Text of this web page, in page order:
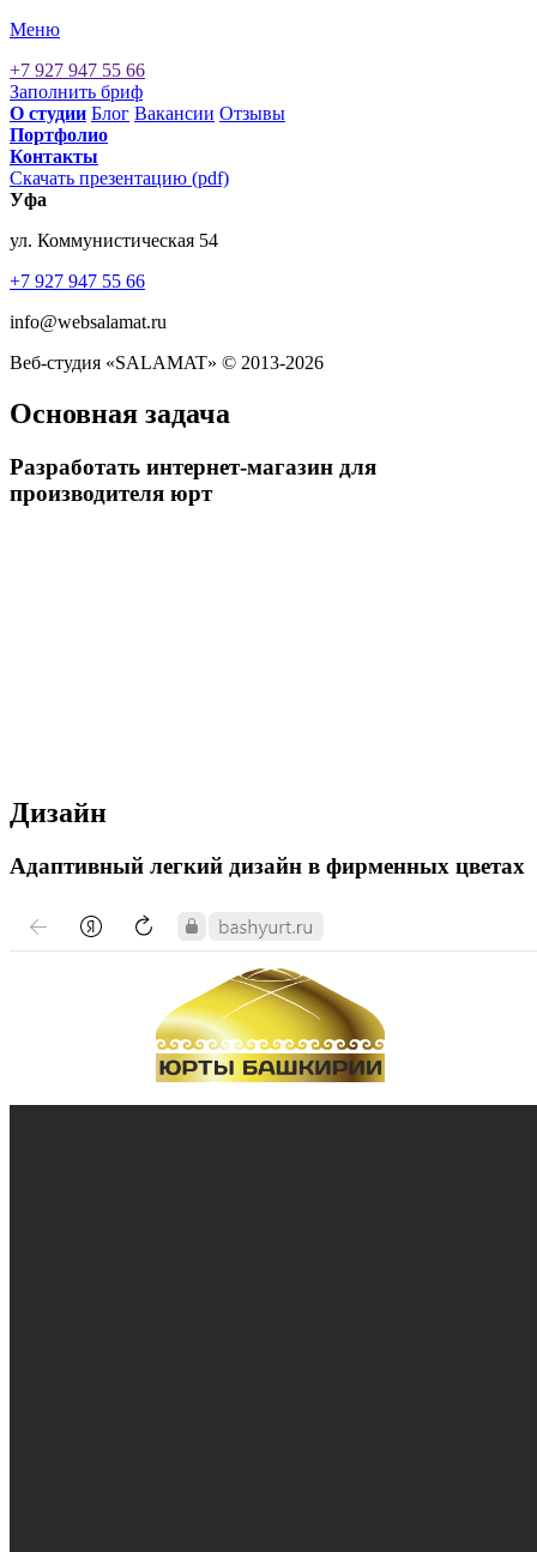
Меню
+7 927 947 55 66
Заполнить бриф
О cтудии Блог Вакансии Отзывы
Портфолио
Контакты
Скачать презентацию (pdf)
Уфа
ул. Коммунистическая 54
+7 927 947 55 66
info@websalamat.ru
Веб-студия «SALAMAT» © 2013-2026
Основная задача
Разработать интернет-магазин для
производителя юрт
Дизайн
Адаптивный легкий дизайн в фирменных цветах